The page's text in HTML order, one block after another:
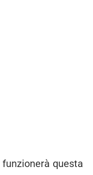
funzionerà questa